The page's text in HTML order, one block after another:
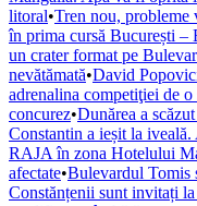
litoral•Tren nou, probleme
în prima cursă București –
un crater format pe
nevătămată•David
adrenalina competiţiei de o
concurez•Dunărea a
Constantin a ieșit la
RAJA în zona Hotelului
afectate•Bulevardul Tomis
Constănțenii sunt invitați